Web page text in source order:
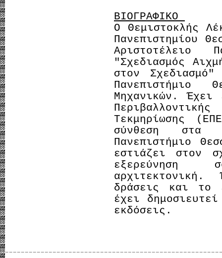
ΒΙΟΓΡΑΦΙΚΟ
Ο Θεμιστοκλής
Πανεπιστημίου
Αριστοτέλειο
"Σχεδιασμός
στον
Πανεπιστήμιο
Μηχανικών. Έχει
Τεκμηρίωσης
σύνθεση στα
Πανεπιστήμιο
εστιάζει στον
εξερεύνηση
αρχιτεκτονική.
δράσεις και το
έχει
εκδόσεις.